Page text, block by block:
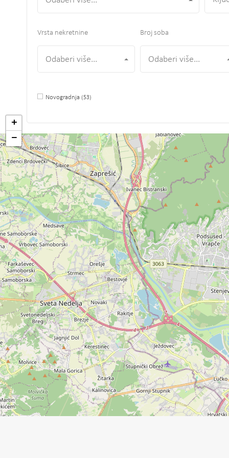
Vrsta nekretnine
Odaberi više...
Broj soba
Odaberi više...
Novogradnja (53)
+
−